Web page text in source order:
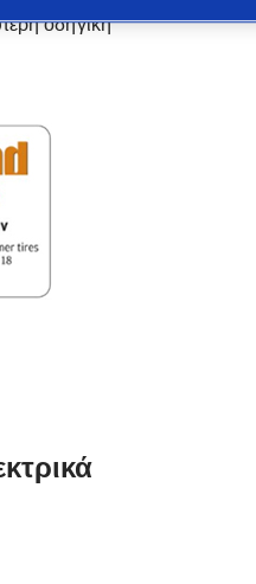
οδηγική